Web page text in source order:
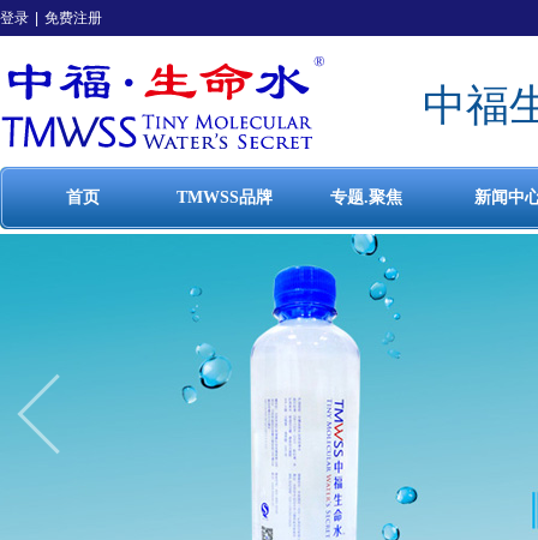
中福
首页 TMWSS品牌 专题.聚焦 新闻中
登录 免费注册